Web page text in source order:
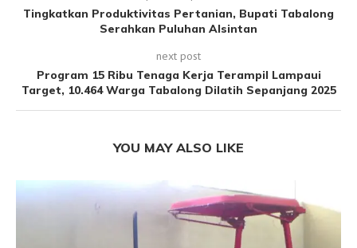
Tingkatkan Produktivitas Pertanian, Bupati Tabalong
Serahkan Puluhan Alsintan
next post
Program 15 Ribu Tenaga Kerja Terampil Lampaui
Target, 10.464 Warga Tabalong Dilatih Sepanjang 2025
YOU MAY ALSO LIKE